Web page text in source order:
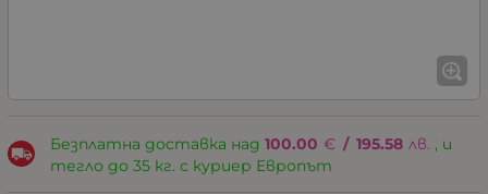
Безплатна доставка над 100.00 € / 195.58 лв. , и
тегло до 35 кг. с куриер Европът